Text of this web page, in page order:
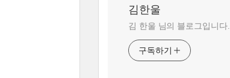
김한울
김 한울 님의 블로그입니다.
구독하기